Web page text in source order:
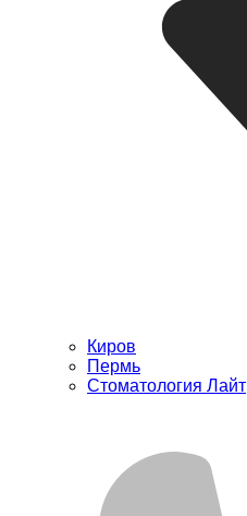
Киров
Пермь
Стоматология Лайт